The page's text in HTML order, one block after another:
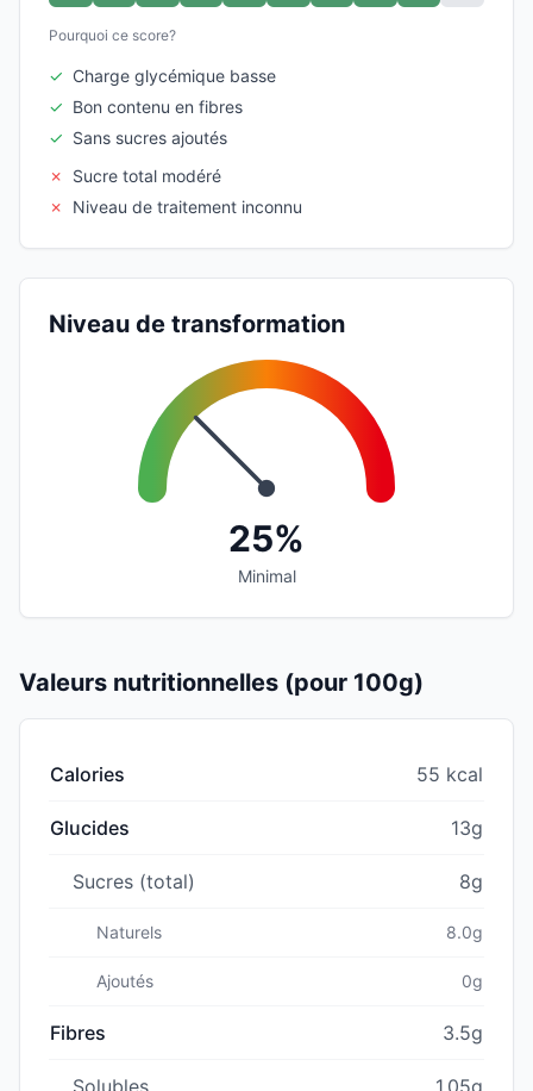
Pourquoi ce score?
✓ Charge glycémique basse
✓ Bon contenu en fibres
✓ Sans sucres ajoutés
✗
Sucre total modéré
✗
Niveau de traitement inconnu
Niveau de transformation
25%
Minimal
Valeurs nutritionnelles (pour 100g)
Calories 55 kcal
Glucides 13g
Sucres (total) 8g
Naturels 8.0g
Ajoutés 0g
Fibres 3.5g
Solubles 1.05g